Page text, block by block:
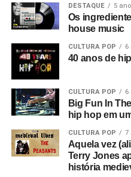
DESTAQUE 5
Os
house music
CULTURA POP 6
40 anos de
CULTURA POP 6
Big Fun In
hip hop em
CULTURA POP 7
Aquela vez
Terry Jones
história